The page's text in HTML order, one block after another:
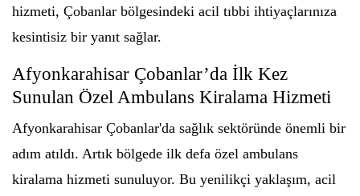
hizmeti, Çobanlar bölgesindeki acil tıbbi ihtiyaçlarınıza
kesintisiz bir yanıt sağlar.
Afyonkarahisar Çobanlar’da İlk Kez
Sunulan Özel Ambulans Kiralama Hizmeti
Afyonkarahisar Çobanlar'da sağlık sektöründe önemli bir
adım atıldı. Artık bölgede ilk defa özel ambulans
kiralama hizmeti sunuluyor. Bu yenilikçi yaklaşım, acil